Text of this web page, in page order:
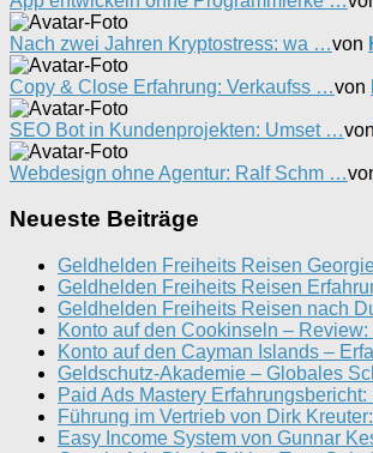
Nach zwei Jahren Kryptostress: wa …von
Copy & Close Erfahrung: Verkaufss …von
SEO Bot in Kundenprojekten: Umset …von
Webdesign ohne Agentur: Ralf Schm …
Neueste Beiträge
Geldhelden Freiheits Reisen
Geldhelden Freiheits Reisen
Geldhelden Freiheits Reisen nach
Konto auf den Cookinseln –
Konto auf den Cayman Islands –
Geldschutz-Akademie – Globales
Paid Ads Mastery
Führung im Vertrieb von Dirk
Easy Income System von Gunnar